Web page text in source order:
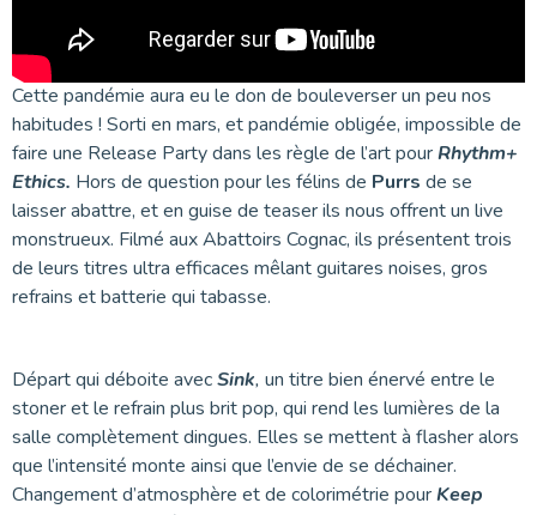
Cette pandémie aura eu le don de bouleverser un peu nos
habitudes ! Sorti en mars, et pandémie obligée, impossible de
faire une Release Party dans les règle de l’art pourRhythm+
Ethics. Hors de question pour les félins de Purrs de se
laisser abattre, et en guise de teaser ils nous offrent un live
monstrueux. Filmé aux Abattoirs Cognac, ils présentent trois
de leurs titres ultra efficaces mêlant guitares noises, gros
refrains et batterie qui tabasse.
Départ qui déboite avecSink, un titre bien énervé entre le
stoner et le refrain plus brit pop, qui rend les lumières de la
salle complètement dingues. Elles se mettent à flasher alors
que l’intensité monte ainsi que l’envie de se déchainer.
Changement d’atmosphère et de colorimétrie pourKeep